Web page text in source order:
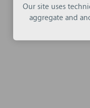
Our site uses
aggregate and